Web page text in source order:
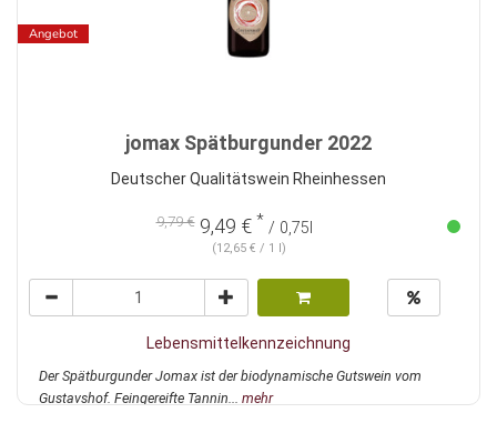
Angebot
jomax Spätburgunder 2022
Deutscher Qualitätswein Rheinhessen
9,79 €9,49 € * / 0,75l
(12,65 € / 1 l)
Lebensmittelkennzeichnung
Der Spätburgunder Jomax ist der biodynamische Gutswein vom
Gustavshof. Feingereifte Tannin... mehr